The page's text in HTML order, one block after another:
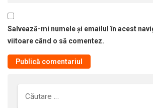
Salvează-mi numele și emailul în acest
viitoare când o să comentez.